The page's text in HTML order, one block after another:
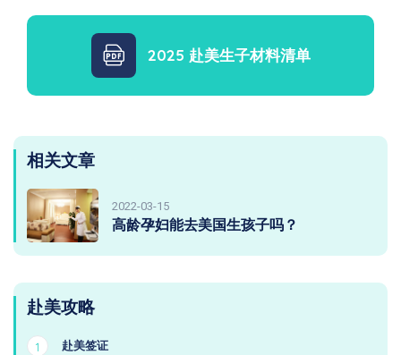
2025 赴美生子材料清单
相关文章
2022-03-15
高龄孕妇能去美国生孩子吗？
赴美攻略
1 赴美签证